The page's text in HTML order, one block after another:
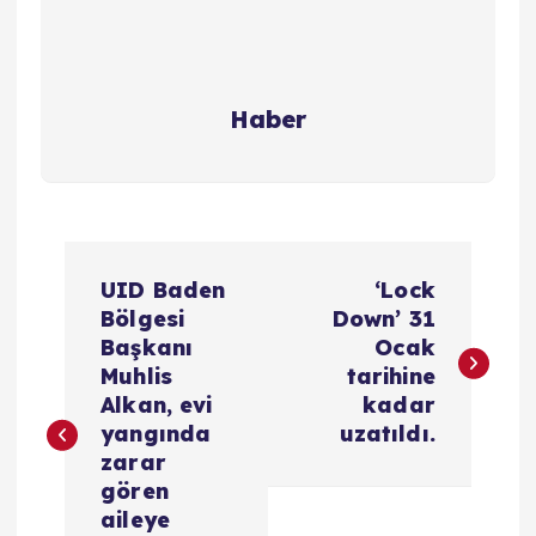
Haber
ı
UID Baden
Bölgesi
Başkanı
Muhlis
Alkan, evi
yangında
zarar
gören
aileye
‘Lock
Down’ 31
Ocak
tarihine
kadar
uzatıldı.